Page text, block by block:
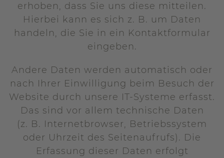
erhoben, dass Sie uns diese mitteilen.
Hierbei kann es sich z. B. um Daten
handeln, die Sie in ein Kontaktformular
eingeben.
Andere Daten werden automatisch oder
nach Ihrer Einwilligung beim Besuch der
Website durch unsere IT-Systeme erfasst.
Das sind vor allem technische Daten
(z. B. Internetbrowser, Betriebssystem
oder Uhrzeit des Seitenaufrufs). Die
Erfassung dieser Daten erfolgt